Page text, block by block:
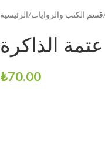
الرئيسية قسم الكتب والروايات
عتمة الذاكرة
₺70.00